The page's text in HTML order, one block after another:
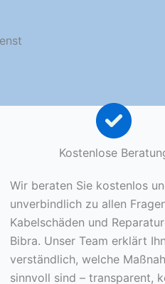
Kostenlose
Wir beraten Sie kostenlos
unverbindlich zu allen
Kabelschäden und
Bibra. Unser Team erklärt
verständlich, welche
sinnvoll sind – transparent,